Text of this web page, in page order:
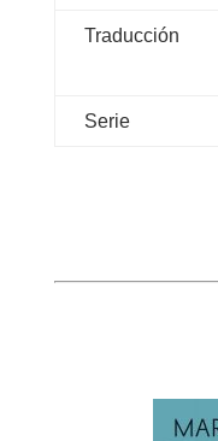
Traducción
Serie